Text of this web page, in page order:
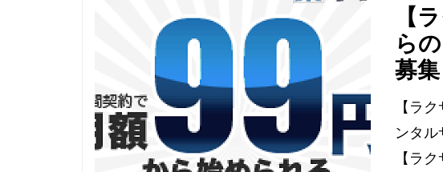
【
ら
募
【ラ
ンタル
【ラ